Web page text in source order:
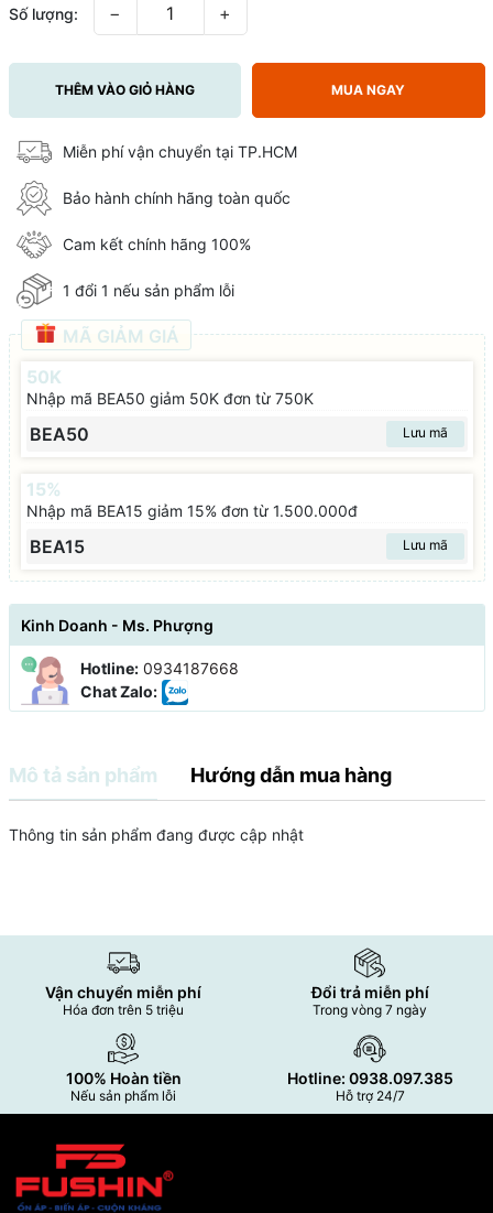
Số lượng: − +
THÊM VÀO GIỎ HÀNG MUA NGAY
Miễn phí vận chuyển tại TP.HCM
Bảo hành chính hãng toàn quốc
Cam kết chính hãng 100%
1 đổi 1 nếu sản phẩm lỗi
MÃ GIẢM GIÁ
50K
Nhập mã BEA50 giảm 50K đơn từ 750K
BEA50 Lưu mã
15%
Nhập mã BEA15 giảm 15% đơn từ 1.500.000đ
BEA15 Lưu mã
Kinh Doanh - Ms. Phượng
Hotline: 0934187668
Chat Zalo:
Mô tả sản phẩm Hướng dẫn mua hàng
Thông tin sản phẩm đang được cập nhật
Vận chuyển miễn phí
Hóa đơn trên 5 triệu
Đổi trả miễn phí
Trong vòng 7 ngày
100% Hoàn tiền
Nếu sản phẩm lỗi
Hotline: 0938.097.385
Hỗ trợ 24/7